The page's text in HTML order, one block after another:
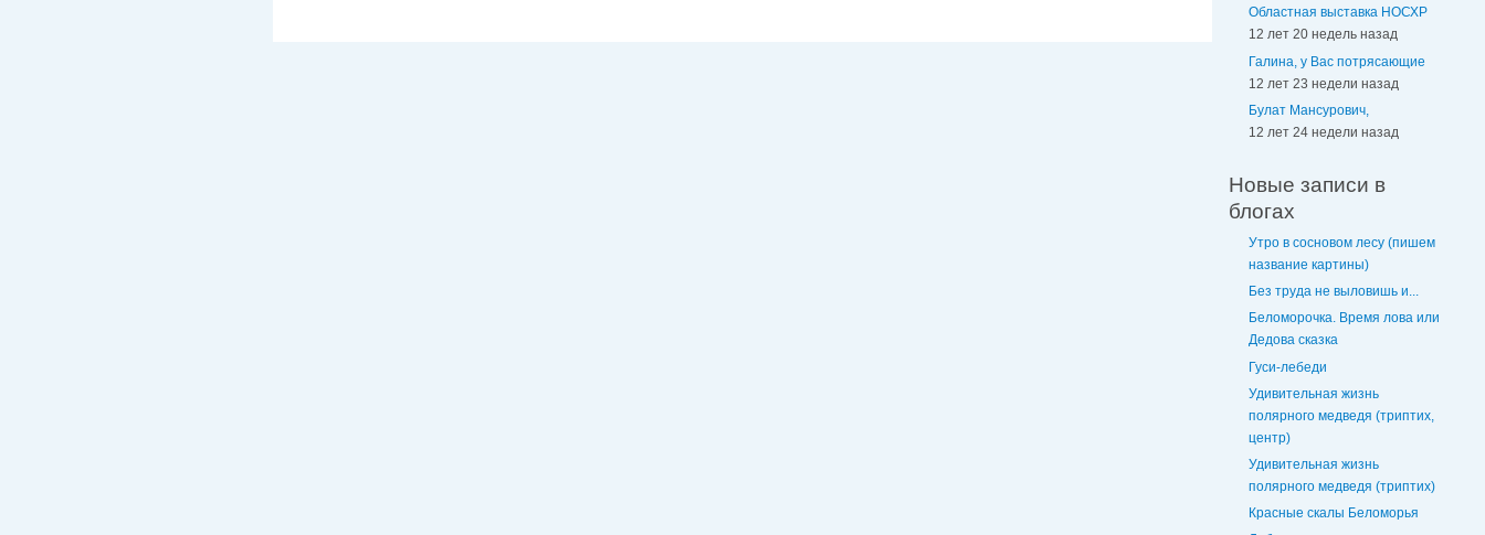
Областная выставка НОСХР
12 лет 20 недель назад
Галина, у Вас потрясающие
12 лет 23 недели назад
Булат Мансурович,
12 лет 24 недели назад
Новые записи в
блогах
Утро в сосновом лесу (пишем
название картины)
Без труда не выловишь и...
Беломорочка. Время лова или
Дедова сказка
Гуси-лебеди
Удивительная жизнь
полярного медведя (триптих,
центр)
Удивительная жизнь
полярного медведя (триптих)
Красные скалы Беломорья